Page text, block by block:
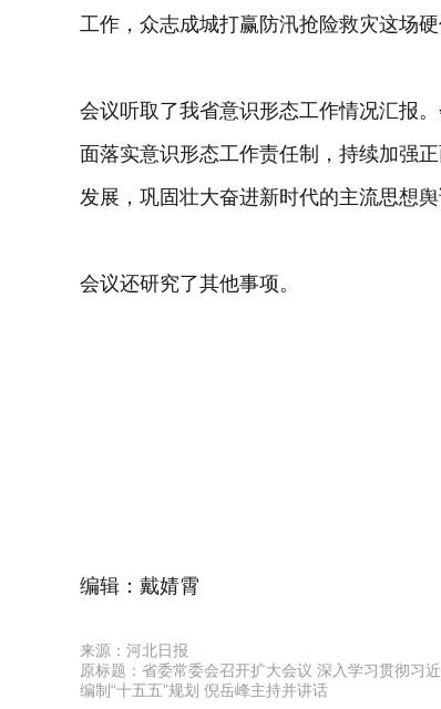
工作，众志成城打赢防汛抢险救灾这场硬
会议听取了我省意识形态工作情况汇报
面落实意识形态工作责任制，持续加强
发展，巩固壮大奋进新时代的主流思想舆
会议还研究了其他事项。
编辑：戴婧霄
来源：河北日报
原标题：省委常委会召开扩大会议 深入学习贯彻习
编制“十五五”规划 倪岳峰主持并讲话